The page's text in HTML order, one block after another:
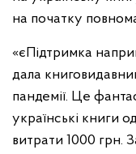
на початку
«єПідтримка
дала
пандемії. Це
українські книги
витрати 1000 грн.